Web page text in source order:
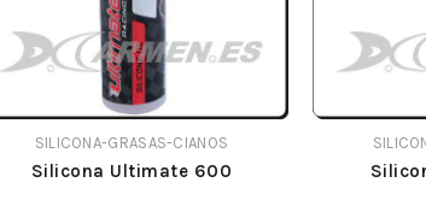
SILICONA-GRASAS-CIANOS
Silicona Ultimate 600